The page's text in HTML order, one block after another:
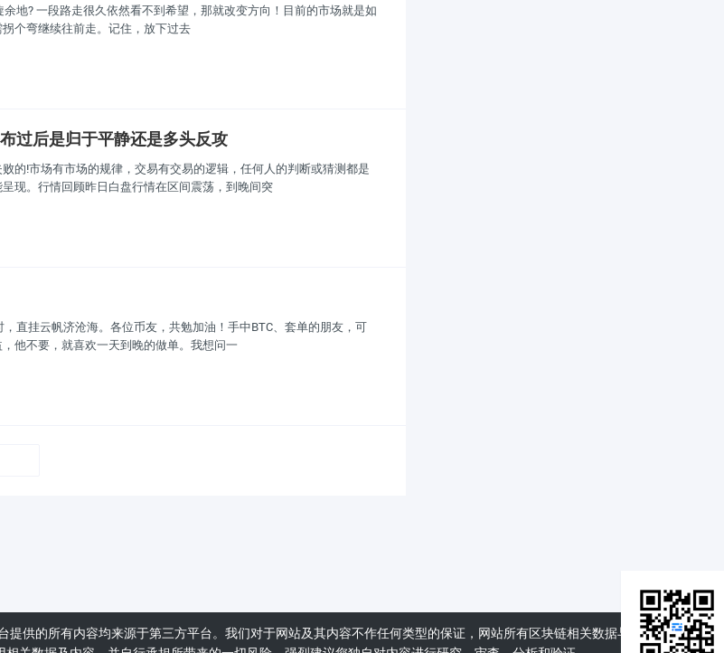
地? 一段路走很久依然看不到希望，那就改变方向！目前的市场就是如
个弯继续往前走。记住，放下过去
过后是归于平静还是多头反攻
的!市场有市场的规律，交易有交易的逻辑，任何人的判断或猜测都是
现。行情回顾昨日白盘行情在区间震荡，到晚间突
直挂云帆济沧海。各位币友，共勉加油！手中BTC、套单的朋友，可
他不要，就喜欢一天到晚的做单。我想问一
供的所有内容均来源于第三方平台。我们对于网站及其内容不作任何类型的保证，网站所有区块链相关数据与资料仅供用